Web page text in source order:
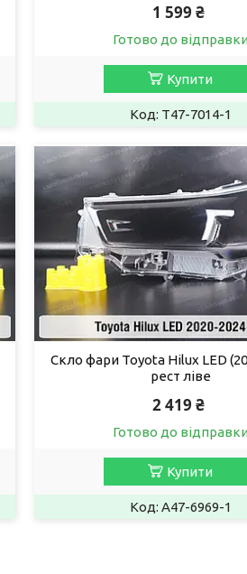
1 599 ₴
Готово до
Купити
T47-7014-1
Скло фари Toyota Hilux LED
рест ліве
2 419 ₴
Готово до
Купити
A47-6969-1